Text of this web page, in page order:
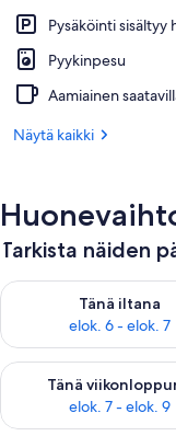
Pysäköinti sisältyy
Pyykinpesu
Aamiainen
Näytä kaikki
Tarkista näiden
Tänä iltana
elok. 6 - elok. 7
Tarkista tämän illan
Tänä
elok. 7 - elok. 9
Tarkista tämän